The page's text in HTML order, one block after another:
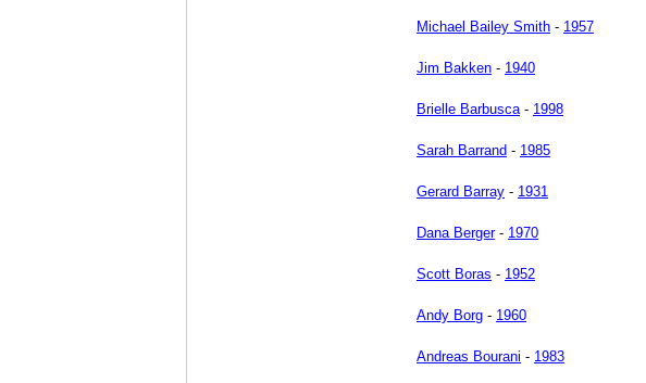
Michael Bailey Smith - 1957
Jim Bakken - 1940
Brielle Barbusca- 1998
Sarah Barrand - 1985
Gerard Barray - 1931
Dana Berger- 1970
Scott Boras - 1952
Andy Borg - 1960
Andreas Bourani - 1983